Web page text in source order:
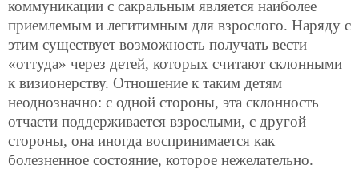
коммуникации с сакральным является наиболее
приемлемым и легитимным для взрослого. Наряду с
этим существует возможность получать вести
«оттуда» через детей, которых считают склонными
к визионерству. Отношение к таким детям
неоднозначно: с одной стороны, эта склонность
отчасти поддерживается взрослыми, с другой
стороны, она иногда воспринимается как
болезненное состояние, которое нежелательно.